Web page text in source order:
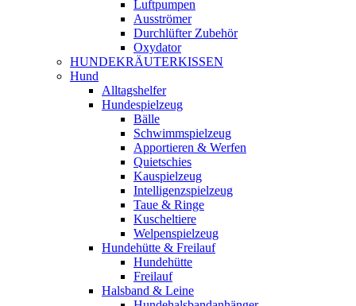
Luftpumpen
Ausströmer
Durchlüfter Zubehör
Oxydator
HUNDEKRÄUTERKISSEN
Hund
Alltagshelfer
Hundespielzeug
Bälle
Schwimmspielzeug
Apportieren & Werfen
Quietschies
Kauspielzeug
Intelligenzspielzeug
Taue & Ringe
Kuscheltiere
Welpenspielzeug
Hundehütte & Freilauf
Hundehütte
Freilauf
Halsband & Leine